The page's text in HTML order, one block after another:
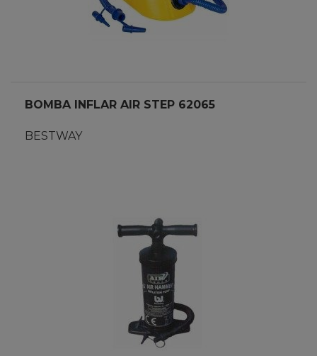
BOMBA INFLAR AIR STEP 62065
BESTWAY